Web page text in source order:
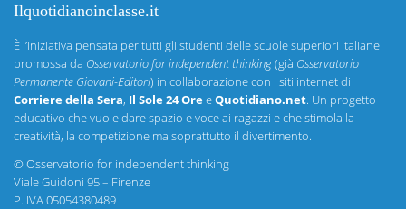
Ilquotidianoinclasse.it
È l’iniziativa pensata per tutti gli studenti delle scuole superiori italiane
promossa da Osservatorio for independent thinking(già Osservatorio
Permanente Giovani-Editori) in collaborazione con i siti internet di
Corriere della Sera, Il Sole 24 OreeQuotidiano.net. Un progetto
educativo che vuole dare spazio e voce ai ragazzi e che stimola la
creatività, la competizione ma soprattutto il divertimento.
©Osservatorio for independent thinking
Viale Guidoni 95 – Firenze
P. IVA 05054380489